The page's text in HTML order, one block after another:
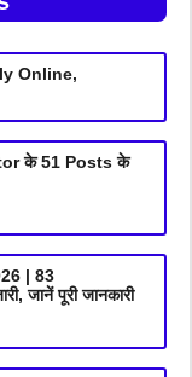
Online,
के 51 Posts के
| 83
जानें पूरी जानकारी